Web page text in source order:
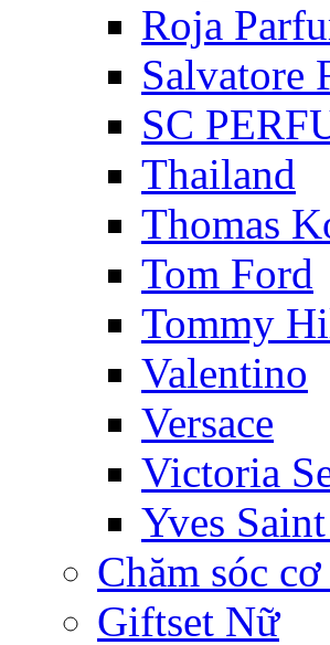
Roja
Salvatore
SC
Thailand
Thomas
Tom Ford
Tommy
Valentino
Versace
Victoria
Yves
Chăm sóc
Giftset Nữ